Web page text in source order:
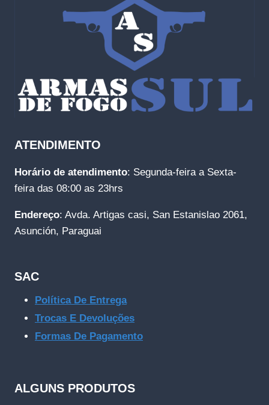
ATENDIMENTO
Horário de atendimento: Segunda-feira a Sexta-
feira das 08:00 as 23hrs
Endereço: Avda. Artigas casi, San Estanislao 2061,
Asunción, Paraguai
SAC
Política De Entrega
Trocas E Devoluções
Formas De Pagamento
ALGUNS PRODUTOS